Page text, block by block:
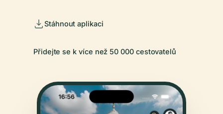
Stáhnout aplikaci
Přidejte se k více než 50 000 cestovatelů